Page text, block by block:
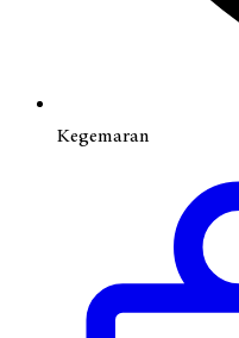
Kegemaran